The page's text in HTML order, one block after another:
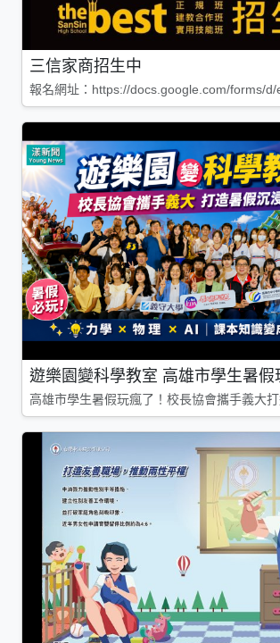
三信家商招生中
報名網址：https://docs.google.com/forms/
遊樂園變科學教室 高雄市學生暑假
高雄市學生暑假玩瘋了！校長協會攜手義大